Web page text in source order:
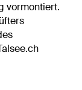
vormontiert.